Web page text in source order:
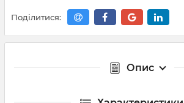
Поділитися:
Опис